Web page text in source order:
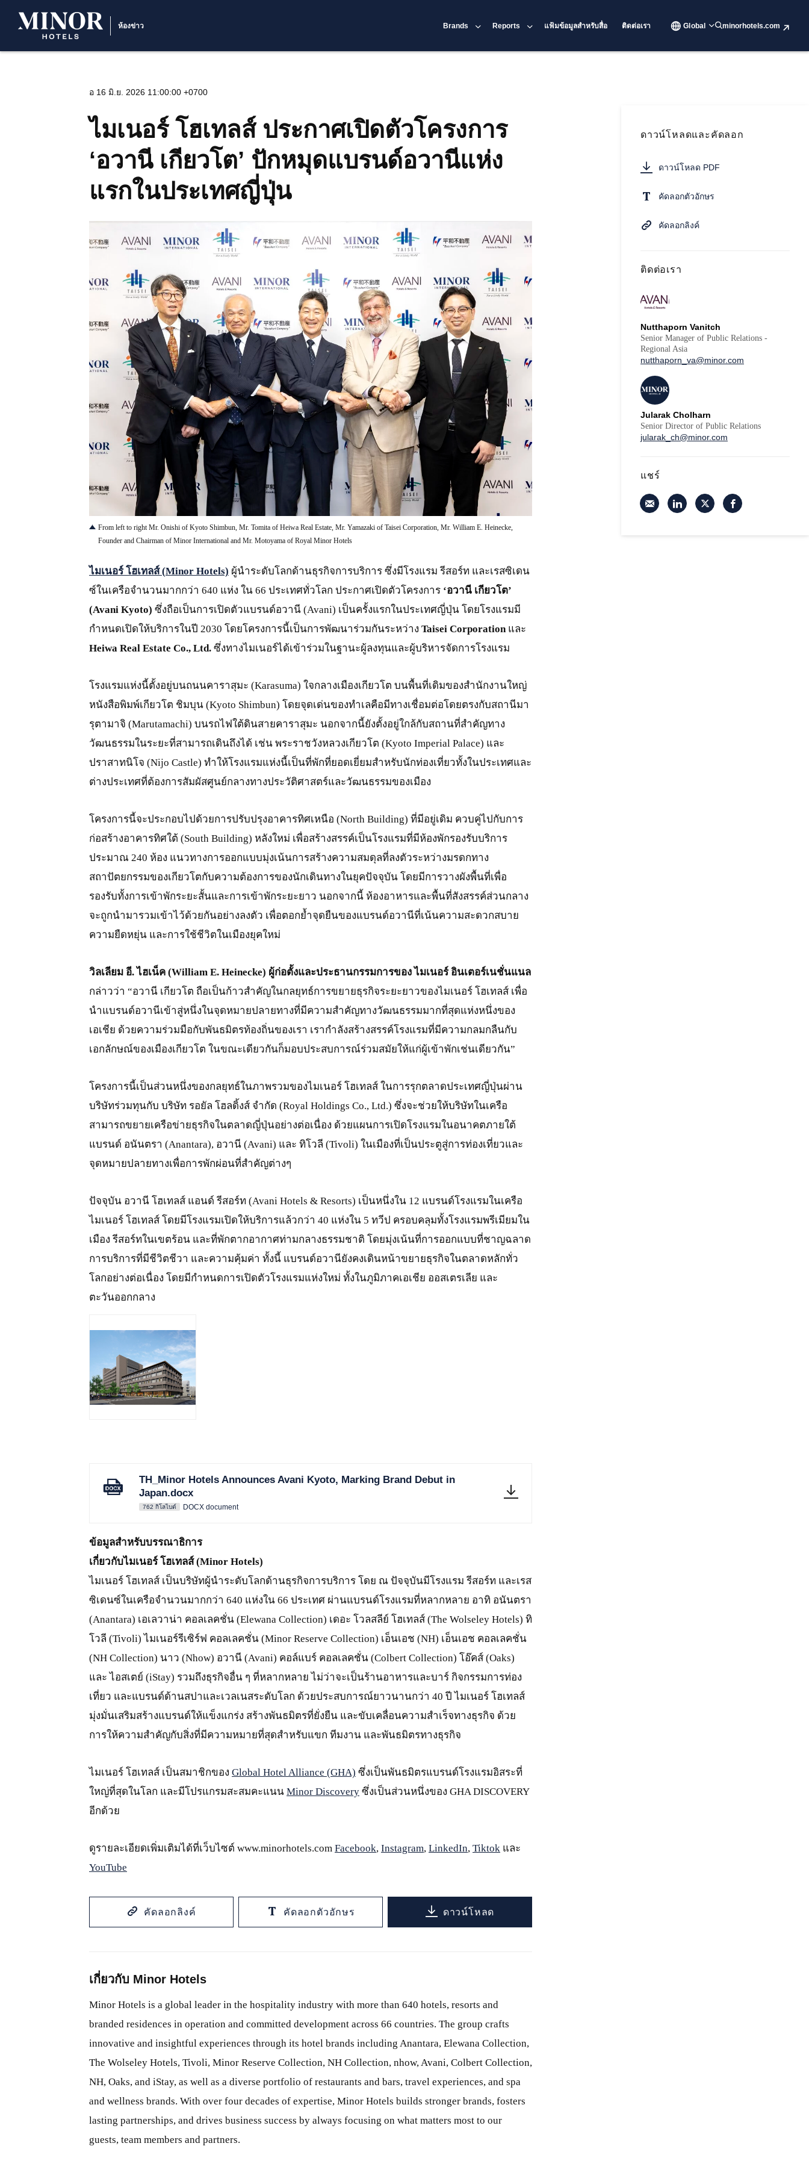
ห้องข่าว Brands Reports แฟ้มข้อมูลสำหรับสื่อ ติดต่อเรา Global minorhotels.com
อ 16 มิ.ย. 2026 11:00:00 +0700
ไมเนอร์ โฮเทลส์ ประกาศเปิดตัวโครงการ
‘อวานี เกียวโต’ ปักหมุดแบรนด์อวานีแห่ง
แรกในประเทศญี่ปุ่น
From left to right Mr. Onishi of Kyoto Shimbun, Mr. Tomita of Heiwa Real Estate, Mr. Yamazaki of Taisei Corporation, Mr. William E. Heinecke,
Founder and Chairman of Minor International and Mr. Motoyama of Royal Minor Hotels
ไมเนอร์ โฮเทลส์ (Minor Hotels) ผู้นำระดับโลกด้านธุรกิจการบริการ ซึ่งมีโรงแรม รีสอร์ท และเรสซิเดน
ซ์ในเครือจำนวนมากกว่า 640 แห่ง ใน 66 ประเทศทั่วโลก ประกาศเปิดตัวโครงการ ‘อวานี เกียวโต’
(Avani Kyoto) ซึ่งถือเป็นการเปิดตัวแบรนด์อวานี (Avani) เป็นครั้งแรกในประเทศญี่ปุ่น โดยโรงแรมมี
กำหนดเปิดให้บริการในปี 2030 โดยโครงการนี้เป็นการพัฒนาร่วมกันระหว่าง Taisei Corporation และ
Heiwa Real Estate Co., Ltd. ซึ่งทางไมเนอร์ได้เข้าร่วมในฐานะผู้ลงทุนและผู้บริหารจัดการโรงแรม
โรงแรมแห่งนี้ตั้งอยู่บนถนนคาราสุมะ (Karasuma) ใจกลางเมืองเกียวโต บนพื้นที่เดิมของสำนักงานใหญ่
หนังสือพิมพ์เกียวโต ชิมบุน (Kyoto Shimbun) โดยจุดเด่นของทำเลคือมีทางเชื่อมต่อโดยตรงกับสถานีมา
รุตามาจิ (Marutamachi) บนรถไฟใต้ดินสายคาราสุมะ นอกจากนี้ยังตั้งอยู่ใกล้กับสถานที่สำคัญทาง
วัฒนธรรมในระยะที่สามารถเดินถึงได้ เช่น พระราชวังหลวงเกียวโต (Kyoto Imperial Palace) และ
ปราสาทนิโจ (Nijo Castle) ทำให้โรงแรมแห่งนี้เป็นที่พักที่ยอดเยี่ยมสำหรับนักท่องเที่ยวทั้งในประเทศและ
ต่างประเทศที่ต้องการสัมผัสศูนย์กลางทางประวัติศาสตร์และวัฒนธรรมของเมือง
โครงการนี้จะประกอบไปด้วยการปรับปรุงอาคารทิศเหนือ (North Building) ที่มีอยู่เดิม ควบคู่ไปกับการ
ก่อสร้างอาคารทิศใต้ (South Building) หลังใหม่ เพื่อสร้างสรรค์เป็นโรงแรมที่มีห้องพักรองรับบริการ
ประมาณ 240 ห้อง แนวทางการออกแบบมุ่งเน้นการสร้างความสมดุลที่ลงตัวระหว่างมรดกทาง
สถาปัตยกรรมของเกียวโตกับความต้องการของนักเดินทางในยุคปัจจุบัน โดยมีการวางผังพื้นที่เพื่อ
รองรับทั้งการเข้าพักระยะสั้นและการเข้าพักระยะยาว นอกจากนี้ ห้องอาหารและพื้นที่สังสรรค์ส่วนกลาง
จะถูกนำมารวมเข้าไว้ด้วยกันอย่างลงตัว เพื่อตอกย้ำจุดยืนของแบรนด์อวานีที่เน้นความสะดวกสบาย
ความยืดหยุ่น และการใช้ชีวิตในเมืองยุคใหม่
วิลเลียม อี. ไฮเน็ค (William E. Heinecke) ผู้ก่อตั้งและประธานกรรมการของ ไมเนอร์ อินเตอร์เนชั่นแนล
กล่าวว่า “อวานี เกียวโต ถือเป็นก้าวสำคัญในกลยุทธ์การขยายธุรกิจระยะยาวของไมเนอร์ โฮเทลส์ เพื่อ
นำแบรนด์อวานีเข้าสู่หนึ่งในจุดหมายปลายทางที่มีความสำคัญทางวัฒนธรรมมากที่สุดแห่งหนึ่งของ
เอเชีย ด้วยความร่วมมือกับพันธมิตรท้องถิ่นของเรา เรากำลังสร้างสรรค์โรงแรมที่มีความกลมกลืนกับ
เอกลักษณ์ของเมืองเกียวโต ในขณะเดียวกันก็มอบประสบการณ์ร่วมสมัยให้แก่ผู้เข้าพักเช่นเดียวกัน”
โครงการนี้เป็นส่วนหนึ่งของกลยุทธ์ในภาพรวมของไมเนอร์ โฮเทลส์ ในการรุกตลาดประเทศญี่ปุ่นผ่าน
บริษัทร่วมทุนกับ บริษัท รอยัล โฮลดิ้งส์ จำกัด (Royal Holdings Co., Ltd.) ซึ่งจะช่วยให้บริษัทในเครือ
สามารถขยายเครือข่ายธุรกิจในตลาดญี่ปุ่นอย่างต่อเนื่อง ด้วยแผนการเปิดโรงแรมในอนาคตภายใต้
แบรนด์ อนันตรา (Anantara), อวานี (Avani) และ ทิโวลี (Tivoli) ในเมืองที่เป็นประตูสู่การท่องเที่ยวและ
จุดหมายปลายทางเพื่อการพักผ่อนที่สำคัญต่างๆ
ปัจจุบัน อวานี โฮเทลส์ แอนด์ รีสอร์ท (Avani Hotels & Resorts) เป็นหนึ่งใน 12 แบรนด์โรงแรมในเครือ
ไมเนอร์ โฮเทลส์ โดยมีโรงแรมเปิดให้บริการแล้วกว่า 40 แห่งใน 5 ทวีป ครอบคลุมทั้งโรงแรมพรีเมียมใน
เมือง รีสอร์ทในเขตร้อน และที่พักตากอากาศท่ามกลางธรรมชาติ โดยมุ่งเน้นที่การออกแบบที่ชาญฉลาด
การบริการที่มีชีวิตชีวา และความคุ้มค่า ทั้งนี้ แบรนด์อวานียังคงเดินหน้าขยายธุรกิจในตลาดหลักทั่ว
โลกอย่างต่อเนื่อง โดยมีกำหนดการเปิดตัวโรงแรมแห่งใหม่ ทั้งในภูมิภาคเอเชีย ออสเตรเลีย และ
ตะวันออกกลาง
JPG
TH_Minor Hotels Announces Avani Kyoto, Marking Brand Debut in
Japan.docx
762 กิโลไบต์ DOCX document
ข้อมูลสำหรับบรรณาธิการ
เกี่ยวกับไมเนอร์ โฮเทลส์ (Minor Hotels)
ไมเนอร์ โฮเทลส์ เป็นบริษัทผู้นำระดับโลกด้านธุรกิจการบริการ โดย ณ ปัจจุบันมีโรงแรม รีสอร์ท และเรส
ซิเดนซ์ในเครือจำนวนมากกว่า 640 แห่งใน 66 ประเทศ ผ่านแบรนด์โรงแรมที่หลากหลาย อาทิ อนันตรา
(Anantara) เอเลวาน่า คอลเลคชั่น (Elewana Collection) เดอะ โวลสลีย์ โฮเทลส์ (The Wolseley Hotels) ทิ
โวลี (Tivoli) ไมเนอร์รีเซิร์ฟ คอลเลคชั่น (Minor Reserve Collection) เอ็นเอช (NH) เอ็นเอช คอลเลคชั่น
(NH Collection) นาว (Nhow) อวานี (Avani) คอล์แบร์ คอลเลคชั่น (Colbert Collection) โอ๊คส์ (Oaks)
และ ไอสเตย์ (iStay) รวมถึงธุรกิจอื่น ๆ ที่หลากหลาย ไม่ว่าจะเป็นร้านอาหารและบาร์ กิจกรรมการท่อง
เที่ยว และแบรนด์ด้านสปาและเวลเนสระดับโลก ด้วยประสบการณ์ยาวนานกว่า 40 ปี ไมเนอร์ โฮเทลส์
มุ่งมั่นเสริมสร้างแบรนด์ให้แข็งแกร่ง สร้างพันธมิตรที่ยั่งยืน และขับเคลื่อนความสำเร็จทางธุรกิจ ด้วย
การให้ความสำคัญกับสิ่งที่มีความหมายที่สุดสำหรับแขก ทีมงาน และพันธมิตรทางธุรกิจ
ไมเนอร์ โฮเทลส์ เป็นสมาชิกของ Global Hotel Alliance (GHA) ซึ่งเป็นพันธมิตรแบรนด์โรงแรมอิสระที่
ใหญ่ที่สุดในโลก และมีโปรแกรมสะสมคะแนน Minor Discovery ซึ่งเป็นส่วนหนึ่งของ GHA DISCOVERY
อีกด้วย
ดูรายละเอียดเพิ่มเติมได้ที่เว็บไซต์ www.minorhotels.com Facebook, Instagram, LinkedIn, Tiktok และ
YouTube
คัดลอกลิงค์ คัดลอกตัวอักษร ดาวน์โหลด
เกี่ยวกับ Minor Hotels
Minor Hotels is a global leader in the hospitality industry with more than 640 hotels, resorts and
branded residences in operation and committed development across 66 countries. The group crafts
innovative and insightful experiences through its hotel brands including Anantara, Elewana Collection,
The Wolseley Hotels, Tivoli, Minor Reserve Collection, NH Collection, nhow, Avani, Colbert Collection,
NH, Oaks, and iStay, as well as a diverse portfolio of restaurants and bars, travel experiences, and spa
and wellness brands. With over four decades of expertise, Minor Hotels builds stronger brands, fosters
lasting partnerships, and drives business success by always focusing on what matters most to our
guests, team members and partners.
ดาวน์โหลดและคัดลอก
ดาวน์โหลด PDF
คัดลอกตัวอักษร
คัดลอกลิงค์
ติดต่อเรา
Nutthaporn Vanitch
Senior Manager of Public Relations -
Regional Asia
nutthaporn_va@minor.com
Jularak Cholharn
Senior Director of Public Relations
jularak_ch@minor.com
แชร์